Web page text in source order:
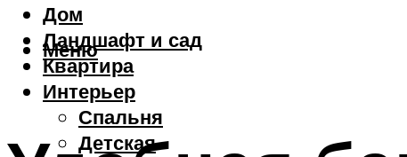
Дом
Ландшафт и сад
Квартира
Интерьер
Спальня
Детская
Меню